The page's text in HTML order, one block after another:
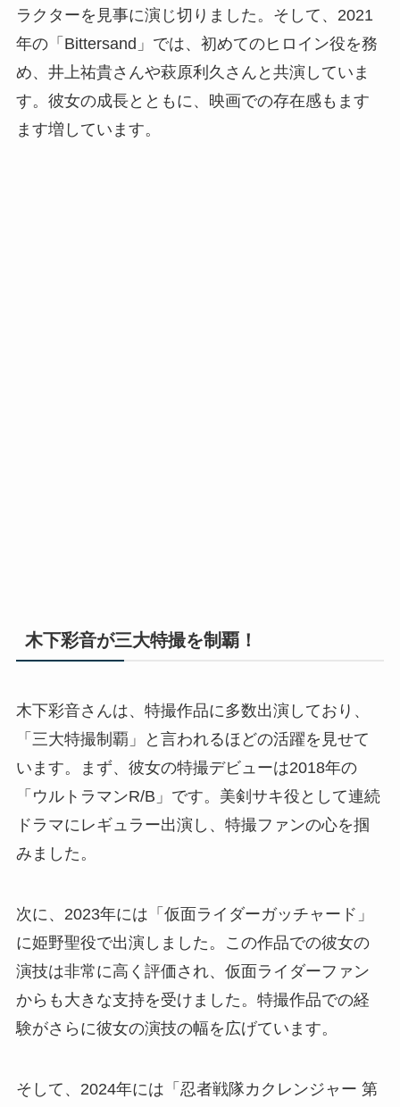
ラクターを見事に演じ切りました。そして、2021
年の「Bittersand」では、初めてのヒロイン役を務
め、井上祐貴さんや萩原利久さんと共演していま
す。彼女の成長とともに、映画での存在感もます
ます増しています。
木下彩音が三大特撮を制覇！
木下彩音さんは、特撮作品に多数出演しており、
「三大特撮制覇」と言われるほどの活躍を見せて
います。まず、彼女の特撮デビューは2018年の
「ウルトラマンR/B」です。美剣サキ役として連続
ドラマにレギュラー出演し、特撮ファンの心を掴
みました。
次に、2023年には「仮面ライダーガッチャード」
に姫野聖役で出演しました。この作品での彼女の
演技は非常に高く評価され、仮面ライダーファン
からも大きな支持を受けました。特撮作品での経
験がさらに彼女の演技の幅を広げています。
そして、2024年には「忍者戦隊カクレンジャー 第